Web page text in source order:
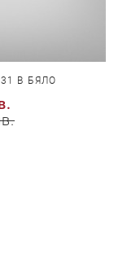
В БЯЛО